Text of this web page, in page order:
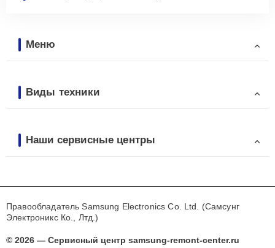
Меню
Виды техники
Наши сервисные центры
Правообладатель Samsung Electronics Co. Ltd. (Самсунг
Электроникс Ко., Лтд.)
© 2026 — Сервисный центр samsung-remont-center.ru